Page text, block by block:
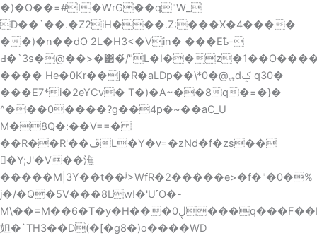
�)�O��=#I�WrG��q"W_
D��`��.�Z2iH���.Z:���X�4����
��)�n��dO 2L�H3<�Vin� ���Eҍ-
Ԁ�`3s�@��>�͹�́/
���� He�0Kr��j�R�aLDp��\*؈@�0dݤ q30�
���E7*i�2eYCv� T�)�A~��8q�=�}�
^���0����?g��4p�~��aC_U
M�8Q�:��V==�
��R��R'��ڦL�Y�v=�zNd�f�zs��
�Y;J'�V��潐
�����M|3Y��t��ʲ>WfR�2�����e>�f�"�0�%
j�/�Q�5V���8Lw!�'U˹O�-
M\��=M��6�T�y�H���0ڸ���q���F��H��LG�Җ +��ud��Q��ʈ���v���&�1��?}cj���3�\cZ�|
妲� `TH3��D(�[�g8�)o����WD